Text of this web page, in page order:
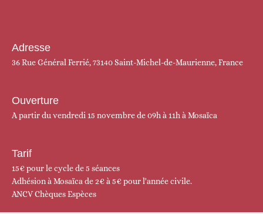
Adresse
36 Rue Général Ferrié, 73140 Saint-Michel-de-Maurienne, France
Ouverture
A partir du vendredi 15 novembre de 09h à 11h à Mosaïca
Tarif
15€ pour le cycle de 5 séances
Adhésion à Mosaïca de 2€ à 5€ pour l'année civile.
ANCVChèquesEspèces